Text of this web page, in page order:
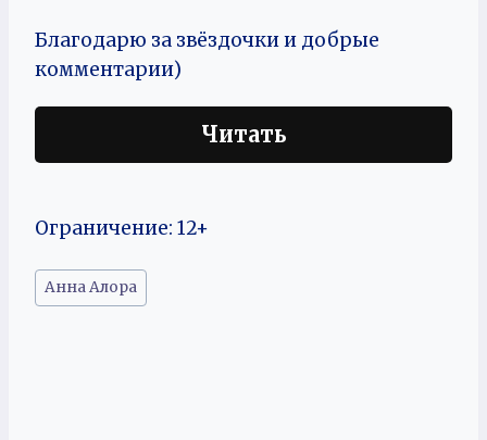
Благодарю за звёздочки и добрые
комментарии)
Читать
Ограничение: 12+
Метки
записи:
Анна Алора